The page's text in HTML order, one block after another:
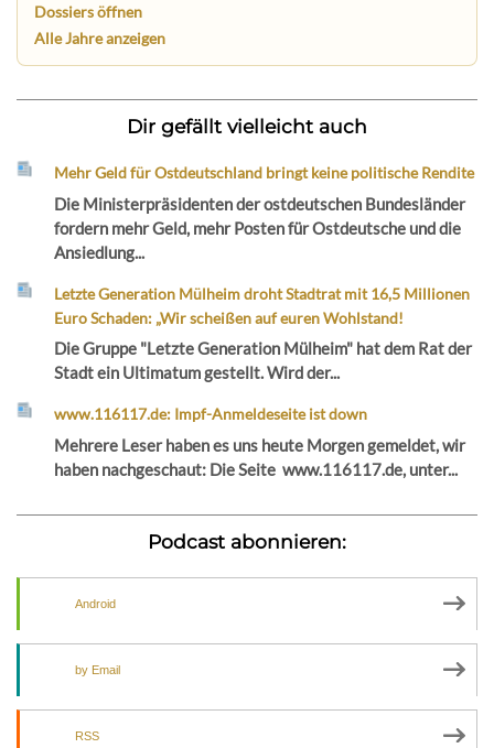
Dossiers öffnen
Alle Jahre anzeigen
Dir gefällt vielleicht auch
Mehr Geld für Ostdeutschland bringt keine politische Rendite
Die Ministerpräsidenten der ostdeutschen Bundesländer
fordern mehr Geld, mehr Posten für Ostdeutsche und die
Ansiedlung...
Letzte Generation Mülheim droht Stadtrat mit 16,5 Millionen
Euro Schaden: „Wir scheißen auf euren Wohlstand!
Die Gruppe "Letzte Generation Mülheim" hat dem Rat der
Stadt ein Ultimatum gestellt. Wird der...
www.116117.de: Impf-Anmeldeseite ist down
Mehrere Leser haben es uns heute Morgen gemeldet, wir
haben nachgeschaut: Die Seite www.116117.de, unter...
Podcast abonnieren:
Android
by Email
RSS